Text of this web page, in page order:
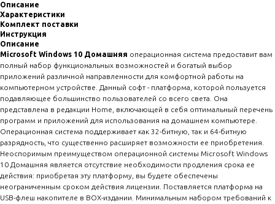
Описание
Характеристики
Комплект поставки
Инструкция
Описание
Microsoft Windows 10 Домашняя операционная система предоставит вам
полный набор функциональных возможностей и богатый выбор
приложений различной направленности для комфортной работы на
компьютерном устройстве. Данный софт - платформа, которой пользуется
подавляющее большинство пользователей со всего света. Она
представлена в редакции Home, включающей в себя оптимальный перечень
программ и приложений для использования на домашнем компьютере.
Операционная система поддерживает как 32-битную, так и 64-битную
разрядность, что существенно расширяет возможности ее приобретения.
Неоспоримым преимуществом операционной системы Microsoft Windows
10 Домашняя является отсутствие необходимости продления срока ее
действия: приобретая эту платформу, вы будете обеспечены
неограниченным сроком действия лицензии. Поставляется платформа на
USB-флеш накопителе в BOX-издании. Минимальным набором требований к